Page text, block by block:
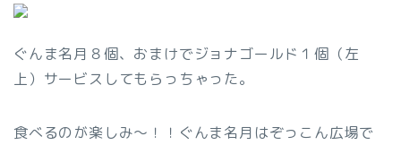
ぐんま名月８個、おまけでジョナゴールド１個（左
上）サービスしてもらっちゃった。
食べるのが楽しみ～！！ぐんま名月はぞっこん広場で